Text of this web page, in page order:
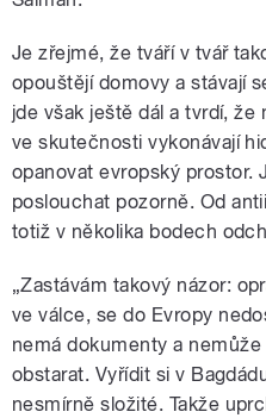
Je zřejmé, že tváří v tvář
opouštějí domovy a stávají
jde však ještě dál a tvrdí,
ve skutečnosti vykonávají
opanovat evropský prostor.
poslouchat pozorně. Od
totiž v několika bodech
„Zastávám takový názor:
ve válce, se do Evropy
nemá dokumenty a
obstarat. Vyřídit si v
nesmírně složité. Takže